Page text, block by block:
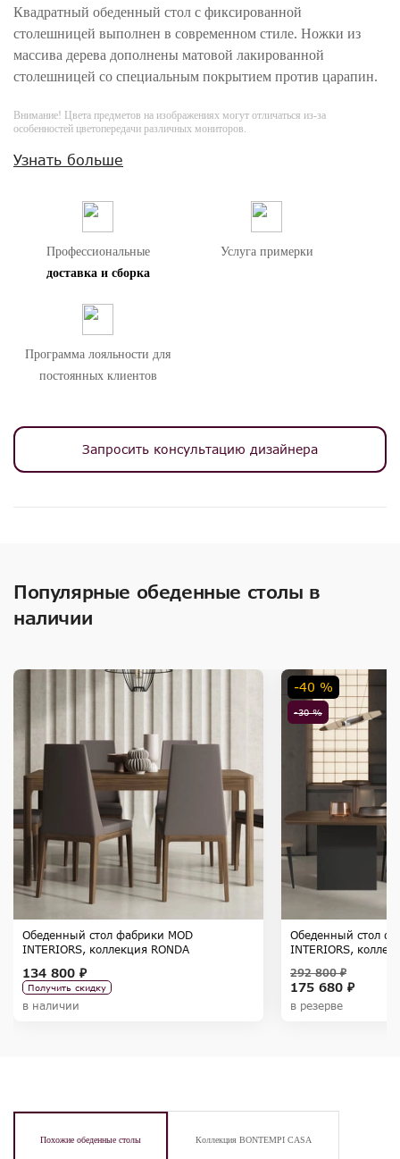
Квадратный обеденный стол с фиксированной
столешницей выполнен в современном стиле. Ножки из
массива дерева дополнены матовой лакированной
столешницей со специальным покрытием против царапин.
Внимание! Цвета предметов на изображениях могут отличаться из-за
особенностей цветопередачи различных мониторов.
Узнать больше
Профессиональные
доставка и сборка
Услуга примерки
Программа лояльности для
постоянных клиентов
Запросить консультацию дизайнера
Популярные обеденные столы в
наличии
Обеденный стол фабрики MOD
INTERIORS, коллекция RONDA
134 800 ₽
Получить скидку
в наличии
-30 %
-40 %
Обеденный стол
INTERIORS,
175 680 ₽
292 800 ₽
в резерве
Похожие обеденные столы Коллекция BONTEMPI CASA